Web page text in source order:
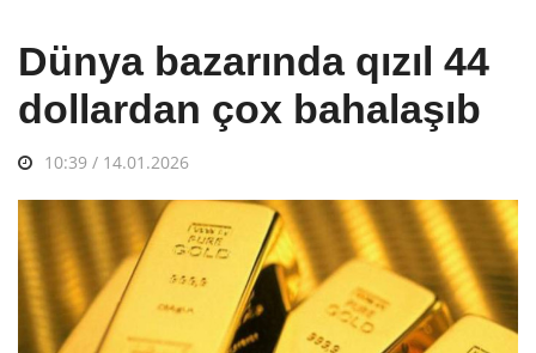
Dünya bazarında qızıl 44
dollardan çox bahalaşıb
10:39 / 14.01.2026